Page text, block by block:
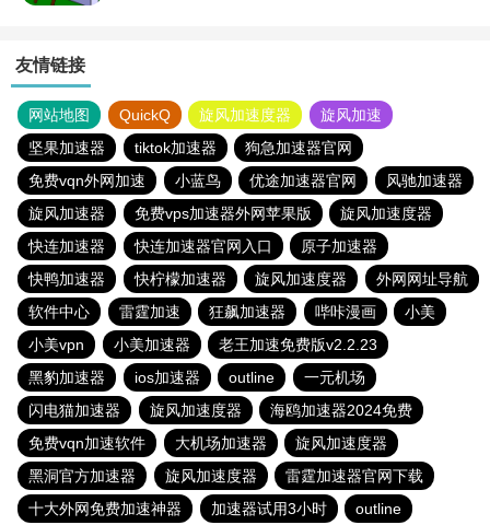
友情链接
网站地图 QuickQ 旋风加速度器
旋风加速
坚果加速器
tiktok加速器
狗急加速器官网
免费vqn外网加速
小蓝鸟 优途加速器官网
风驰加速器
旋风加速器
免费vps加速器外网苹果版
旋风加速度器
快连加速器
快连加速器官网入口
原子加速器
快鸭加速器
快柠檬加速器 旋风加速度器
外网网址导航
软件中心
雷霆加速 狂飙加速器 哔咔漫画
小美
小美vpn
小美加速器
老王加速免费版v2.2.23
黑豹加速器
ios加速器 outline
一元机场
闪电猫加速器
旋风加速度器
海鸥加速器2024免费
免费vqn加速软件
大机场加速器
旋风加速度器
黑洞官方加速器
旋风加速度器
雷霆加速器官网下载
十大外网免费加速神器
加速器试用3小时
outline